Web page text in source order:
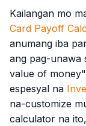
Kailangan mo
Card Payoff
anumang iba
ang pag-unawa
value of
espesyal na
na-customize
calculator na